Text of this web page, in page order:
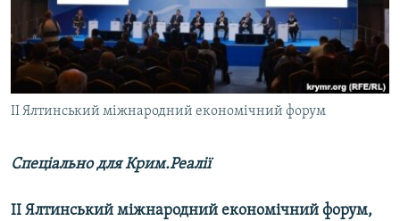
ВІДЕОУРОКИ «ELIFBE»
СВІДЧЕННЯ ОКУПАЦІЇ
УКРАЇНСЬКА ПРОБЛЕМА КРИМУ
ІНФОГРАФІКА
Русский
Qırımtatar
ДОЛУЧАЙСЯ!
ІІ Ялтинський міжнародний економічний форум
Спеціально для Крим.Реалії
ІІ Ялтинський міжнародний економічний форум,